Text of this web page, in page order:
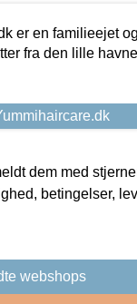
er en familieejet
fra den lille
dem med
betingelser,
webshops